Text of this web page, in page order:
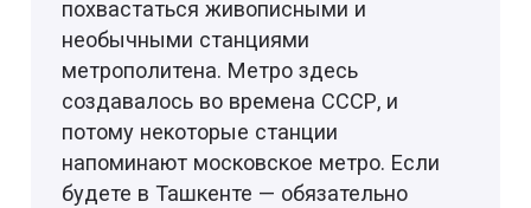
похвастаться живописными и
необычными станциями
метрополитена. Метро здесь
создавалось во времена СССР, и
потому некоторые станции
напоминают московское метро. Если
будете в Ташкенте — обязательно